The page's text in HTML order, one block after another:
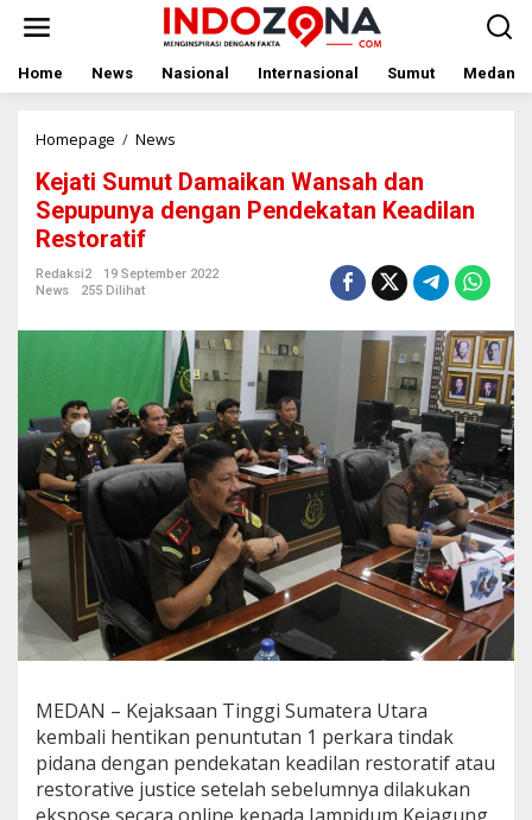
Home News Nasional Internasional Sumut Medan
Homepage / News
Damaikan
Wansah
dan
dengan
Restoratif
Kejati Sumut Damaikan Wansah dan
Sepupunya dengan Pendekatan Keadilan
Restoratif
Redaksi2
19 September 2022
News
255 Dilihat
MEDAN – Kejaksaan Tinggi Sumatera Utara
kembali hentikan penuntutan 1 perkara tindak
pidana dengan pendekatan keadilan restoratif atau
restorative justice setelah sebelumnya dilakukan